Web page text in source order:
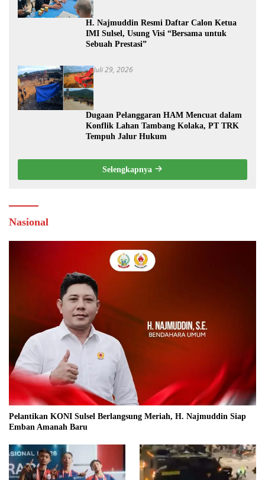
H. Najmuddin Resmi Daftar Calon Ketua
IMI Sulsel, Usung Visi “Bersama untuk
Sebuah Prestasi”
Juli 29, 2026
Dugaan Pelanggaran HAM Mencuat dalam
Konflik Lahan Tambang Kolaka, PT TRK
Tempuh Jalur Hukum
Selengkapnya
Nasional
Pelantikan KONI Sulsel Berlangsung Meriah, H. Najmuddin Siap
Emban Amanah Baru